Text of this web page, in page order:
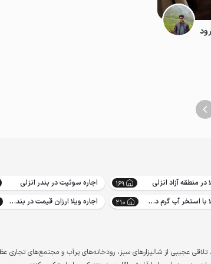
در منطقه آزاد انزلی 169 اجاره سوئیت در بندر انزلی
اجاره ویلا با استخر آب گرم در بندر انزلی 210 اجاره ویلا ارزان قیمت در بندر انزلی
تلاقی عجیبی از شالیزارهای سبز، رودخانه‌های پرآب و مجتمع‌های تجاری